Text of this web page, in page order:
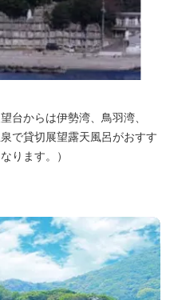
台からは伊勢湾、鳥羽湾、
で貸切展望露天風呂がおすす
ります。）